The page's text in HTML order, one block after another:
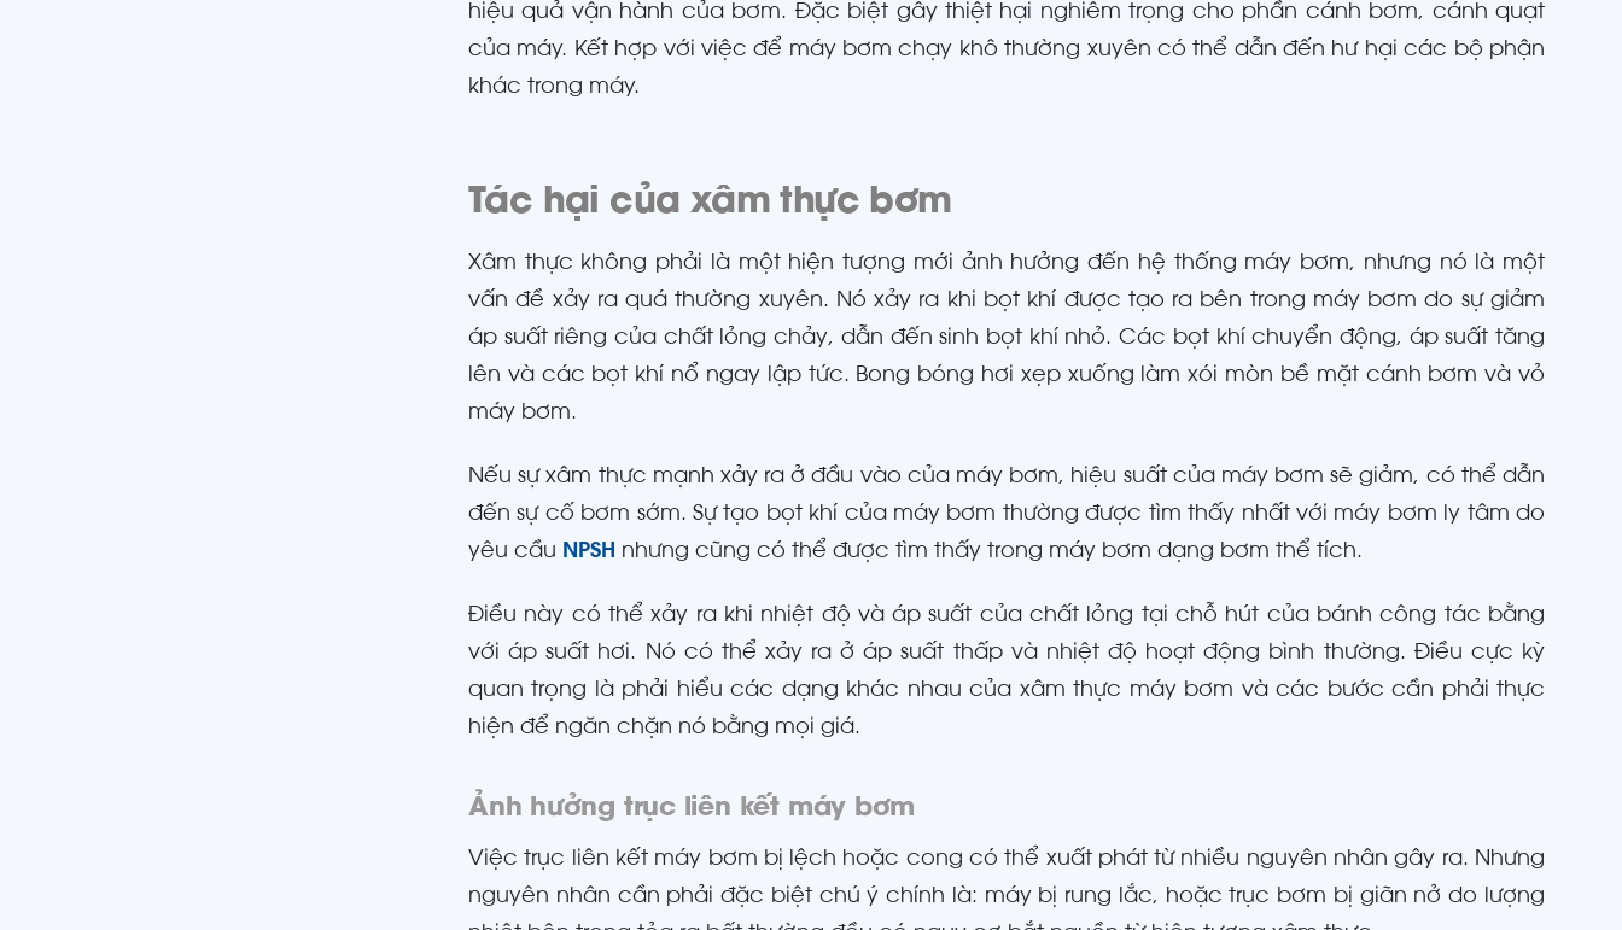
hiệu quả vận hành của bơm. Đặc biệt gây thiệt hại nghiêm trọng cho phần cánh bơm, cánh quạt
của máy. Kết hợp với việc để máy bơm chạy khô thường xuyên có thể dẫn đến hư hại các bộ phận
khác trong máy.
Tác hại của xâm thực bơm
Xâm thực không phải là một hiện tượng mới ảnh hưởng đến hệ thống máy bơm, nhưng nó là một
vấn đề xảy ra quá thường xuyên. Nó xảy ra khi bọt khí được tạo ra bên trong máy bơm do sự giảm
áp suất riêng của chất lỏng chảy, dẫn đến sinh bọt khí nhỏ. Các bọt khí chuyển động, áp suất tăng
lên và các bọt khí nổ ngay lập tức. Bong bóng hơi xẹp xuống làm xói mòn bề mặt cánh bơm và vỏ
máy bơm.
Nếu sự xâm thực mạnh xảy ra ở đầu vào của máy bơm, hiệu suất của máy bơm sẽ giảm, có thể dẫn
đến sự cố bơm sớm. Sự tạo bọt khí của máy bơm thường được tìm thấy nhất với máy bơm ly tâm do
yêu cầu NPSH nhưng cũng có thể được tìm thấy trong máy bơm dạng bơm thể tích.
Điều này có thể xảy ra khi nhiệt độ và áp suất của chất lỏng tại chỗ hút của bánh công tác bằng
với áp suất hơi. Nó có thể xảy ra ở áp suất thấp và nhiệt độ hoạt động bình thường. Điều cực kỳ
quan trọng là phải hiểu các dạng khác nhau của xâm thực máy bơm và các bước cần phải thực
hiện để ngăn chặn nó bằng mọi giá.
Ảnh hưởng trục liên kết máy bơm
Việc trục liên kết máy bơm bị lệch hoặc cong có thể xuất phát từ nhiều nguyên nhân gây ra. Nhưng
nguyên nhân cần phải đặc biệt chú ý chính là: máy bị rung lắc, hoặc trục bơm bị giãn nở do lượng